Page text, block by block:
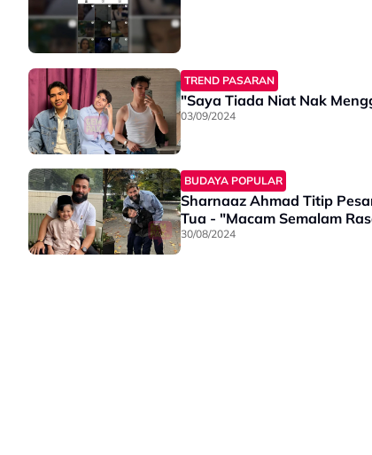
TREND PASARAN
"Saya Tiada Niat Nak
03/09/2024
BUDAYA POPULAR
Sharnaaz Ahmad Titip
Tua - "Macam Semalam
30/08/2024